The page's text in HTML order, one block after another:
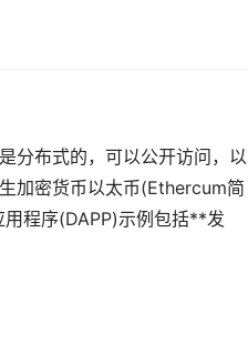
分布式的，可以公开访问，以
加密货币以太币(Ethercum简
用程序(DAPP)示例包括**发